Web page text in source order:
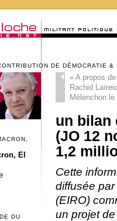
DE DÉMOCRATIE &
«A propos de
Rachid
Mélenchon
un bilan
(JO 12
1,2
Cette
diffusée
(EIRO)
un projet
El
DU